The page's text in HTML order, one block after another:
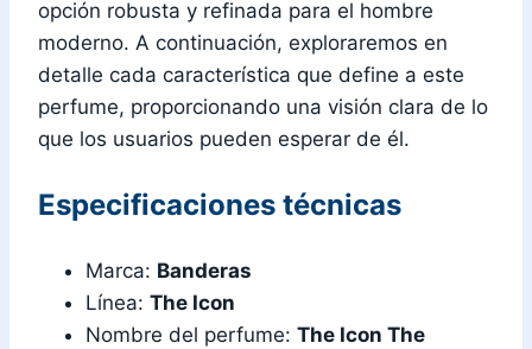
opción robusta y refinada para el hombre
moderno. A continuación, exploraremos en
detalle cada característica que define a este
perfume, proporcionando una visión clara de lo
que los usuarios pueden esperar de él.
Especificaciones técnicas
Marca: Banderas
Línea: The Icon
Nombre del perfume: The Icon The